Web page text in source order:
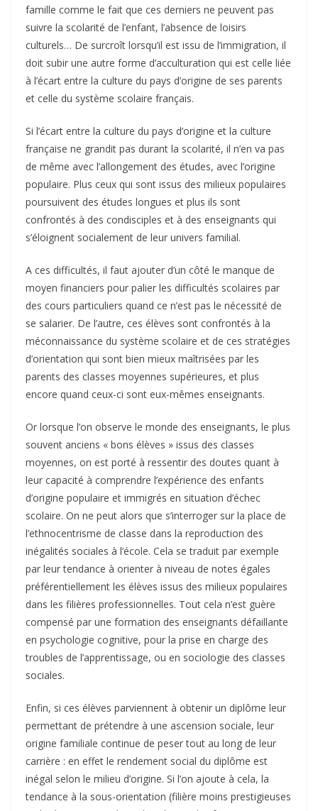
famille comme le fait que ces derniers ne peuvent pas
suivre la scolarité de l’enfant, l’absence de loisirs
culturels… De surcroît lorsqu’il est issu de l’immigration, il
doit subir une autre forme d’acculturation qui est celle liée
à l’écart entre la culture du pays d’origine de ses parents
et celle du système scolaire français.
Si l’écart entre la culture du pays d’origine et la culture
française ne grandit pas durant la scolarité, il n’en va pas
de même avec l’allongement des études, avec l’origine
populaire. Plus ceux qui sont issus des milieux populaires
poursuivent des études longues et plus ils sont
confrontés à des condisciples et à des enseignants qui
s’éloignent socialement de leur univers familial.
A ces difficultés, il faut ajouter d’un côté le manque de
moyen financiers pour palier les difficultés scolaires par
des cours particuliers quand ce n’est pas le nécessité de
se salarier. De l’autre, ces élèves sont confrontés à la
méconnaissance du système scolaire et de ces stratégies
d’orientation qui sont bien mieux maîtrisées par les
parents des classes moyennes supérieures, et plus
encore quand ceux-ci sont eux-mêmes enseignants.
Or lorsque l’on observe le monde des enseignants, le plus
souvent anciens « bons élèves » issus des classes
moyennes, on est porté à ressentir des doutes quant à
leur capacité à comprendre l’expérience des enfants
d’origine populaire et immigrés en situation d’échec
scolaire. On ne peut alors que s’interroger sur la place de
l’ethnocentrisme de classe dans la reproduction des
inégalités sociales à l’école. Cela se traduit par exemple
par leur tendance à orienter à niveau de notes égales
préférentiellement les élèves issus des milieux populaires
dans les filières professionnelles. Tout cela n’est guère
compensé par une formation des enseignants défaillante
en psychologie cognitive, pour la prise en charge des
troubles de l’apprentissage, ou en sociologie des classes
sociales.
Enfin, si ces élèves parviennent à obtenir un diplôme leur
permettant de prétendre à une ascension sociale, leur
origine familiale continue de peser tout au long de leur
carrière : en effet le rendement social du diplôme est
inégal selon le milieu d’origine. Si l’on ajoute à cela, la
tendance à la sous-orientation (filière moins prestigieuses